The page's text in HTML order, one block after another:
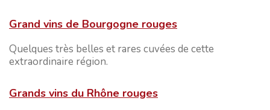
Grand vins de Bourgogne rouges
Quelques très belles et rares cuvées de cette
extraordinaire région.
Grands vins du Rhône rouges